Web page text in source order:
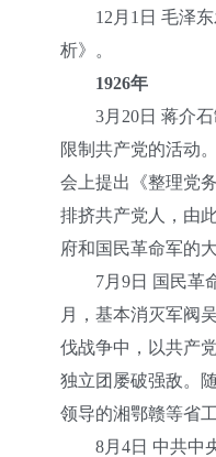
12月1日 毛泽东
析》。
1926年
3月20日 蒋介石
限制共产党的活动
会上提出《整理党
排挤共产党人，由
府和国民革命军的大
7月9日 国民革命
月，基本消灭军阀
伐战争中，以共产
独立团屡破强敌。
领导的湘鄂赣等省
8月4日 中共中央